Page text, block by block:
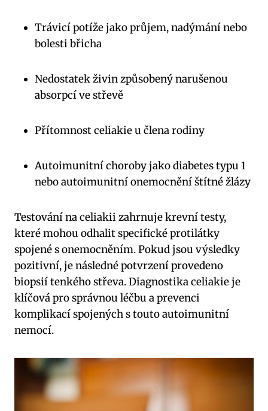
Trávicí potíže jako průjem, nadýmání nebo
bolesti břicha
Nedostatek živin způsobený narušenou
absorpcí ve střevě
Přítomnost celiakie u člena rodiny
Autoimunitní choroby jako diabetes typu 1
nebo autoimunitní onemocnění štítné žlázy
Testování na celiakii zahrnuje krevní testy,
které mohou odhalit specifické protilátky
spojené s onemocněním. Pokud jsou výsledky
pozitivní, je následné potvrzení provedeno
biopsií tenkého střeva. Diagnostika celiakie je
klíčová pro správnou léčbu a prevenci
komplikací spojených s touto autoimunitní
nemocí.